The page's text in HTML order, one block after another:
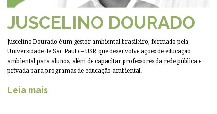
JUSCELINO DOURADO
Juscelino Dourado é um gestor ambiental brasileiro, formado pela
Universidade de São Paulo – USP, que desenvolve ações de educação
ambiental para alunos, além de capacitar professores da rede pública e
privada para programas de educação ambiental.
Leia mais